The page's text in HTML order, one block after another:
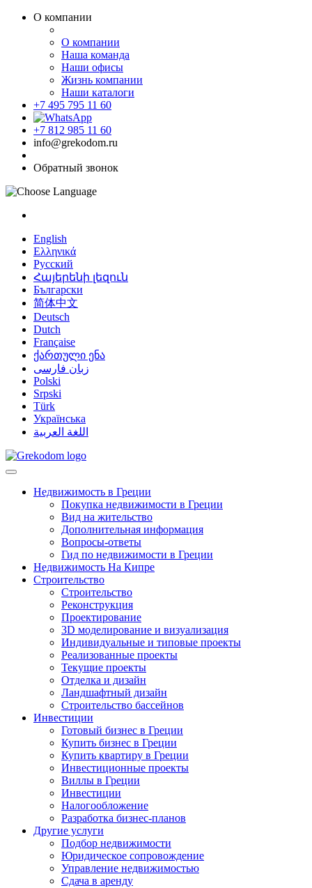
О компании
О компании
Наша команда
Наши офисы
Жизнь компании
Наши каталоги
+7 495 795 11 60
+7 812 985 11 60
info@grekodom.ru
Обратный звонок
English
Ελληνικά
Русский
Հայերենի լեզուն
Български
简体中文
Deutsch
Dutch
Française
ქართული ენა
زبان فارسی
Polski
Srpski
Türk
Українська
اللغة العربية
Недвижимость в Греции
Покупка недвижимости в Греции
Вид на жительство
Дополнительная информация
Вопросы-ответы
Гид по недвижимости в Греции
Недвижимость На Кипре
Строительство
Строительство
Реконструкция
Проектирование
3D моделирование и визуализация
Индивидуальные и типовые проекты
Реализованные проекты
Текущие проекты
Отделка и дизайн
Ландшафтный дизайн
Строительство бассейнов
Инвестиции
Готовый бизнес в Греции
Купить бизнес в Греции
Купить квартиру в Греции
Инвестиционные проекты
Виллы в Греции
Инвестиции
Налогообложение
Разработка бизнес-планов
Другие услуги
Подбор недвижимости
Юридическое сопровождение
Управление недвижимостью
Сдача в аренду